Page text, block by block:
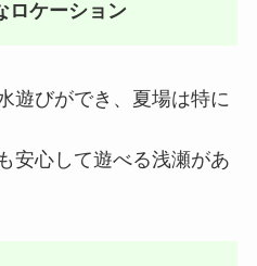
ロケーション
遊びができ、夏場は特に
安心して遊べる浅瀬があ